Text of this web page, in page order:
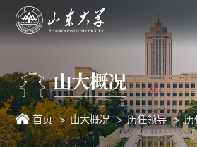
山大概况
首页 山大概况 历任领导 历